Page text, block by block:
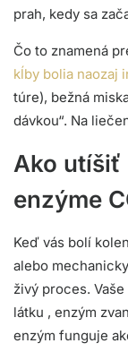
prah, kedy sa
Čo to znamená
kĺby bolia naozaj
túre), bežná
dávkou“. Na
Ako utíšiť
enzýme
Keď vás bolí
alebo
živý proces.
látku , enzým
enzým funguje